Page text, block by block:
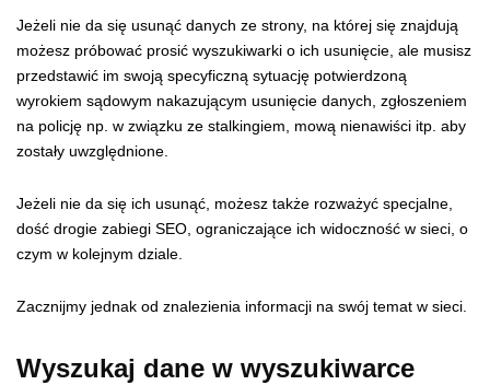
Jeżeli nie da się usunąć danych ze strony, na której się znajdują
możesz próbować prosić wyszukiwarki o ich usunięcie, ale musisz
przedstawić im swoją specyficzną sytuację potwierdzoną
wyrokiem sądowym nakazującym usunięcie danych, zgłoszeniem
na policję np. w związku ze stalkingiem, mową nienawiści itp. aby
zostały uwzględnione.
Jeżeli nie da się ich usunąć, możesz także rozważyć specjalne,
dość drogie zabiegi SEO, ograniczające ich widoczność w sieci, o
czym w kolejnym dziale.
Zacznijmy jednak od znalezienia informacji na swój temat w sieci.
Wyszukaj dane w wyszukiwarce